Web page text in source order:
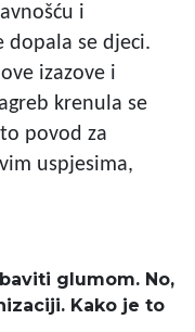
i
dopala se djeci.
izazove i
krenula se
povod za
uspjesima,
glumom. No,
Kako je to